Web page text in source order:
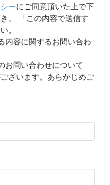
ーにご同意頂いた上で下
、 「この内容で送信す
。
内容に関するお問い合わ
お問い合わせについて
ざいます。あらかじめご